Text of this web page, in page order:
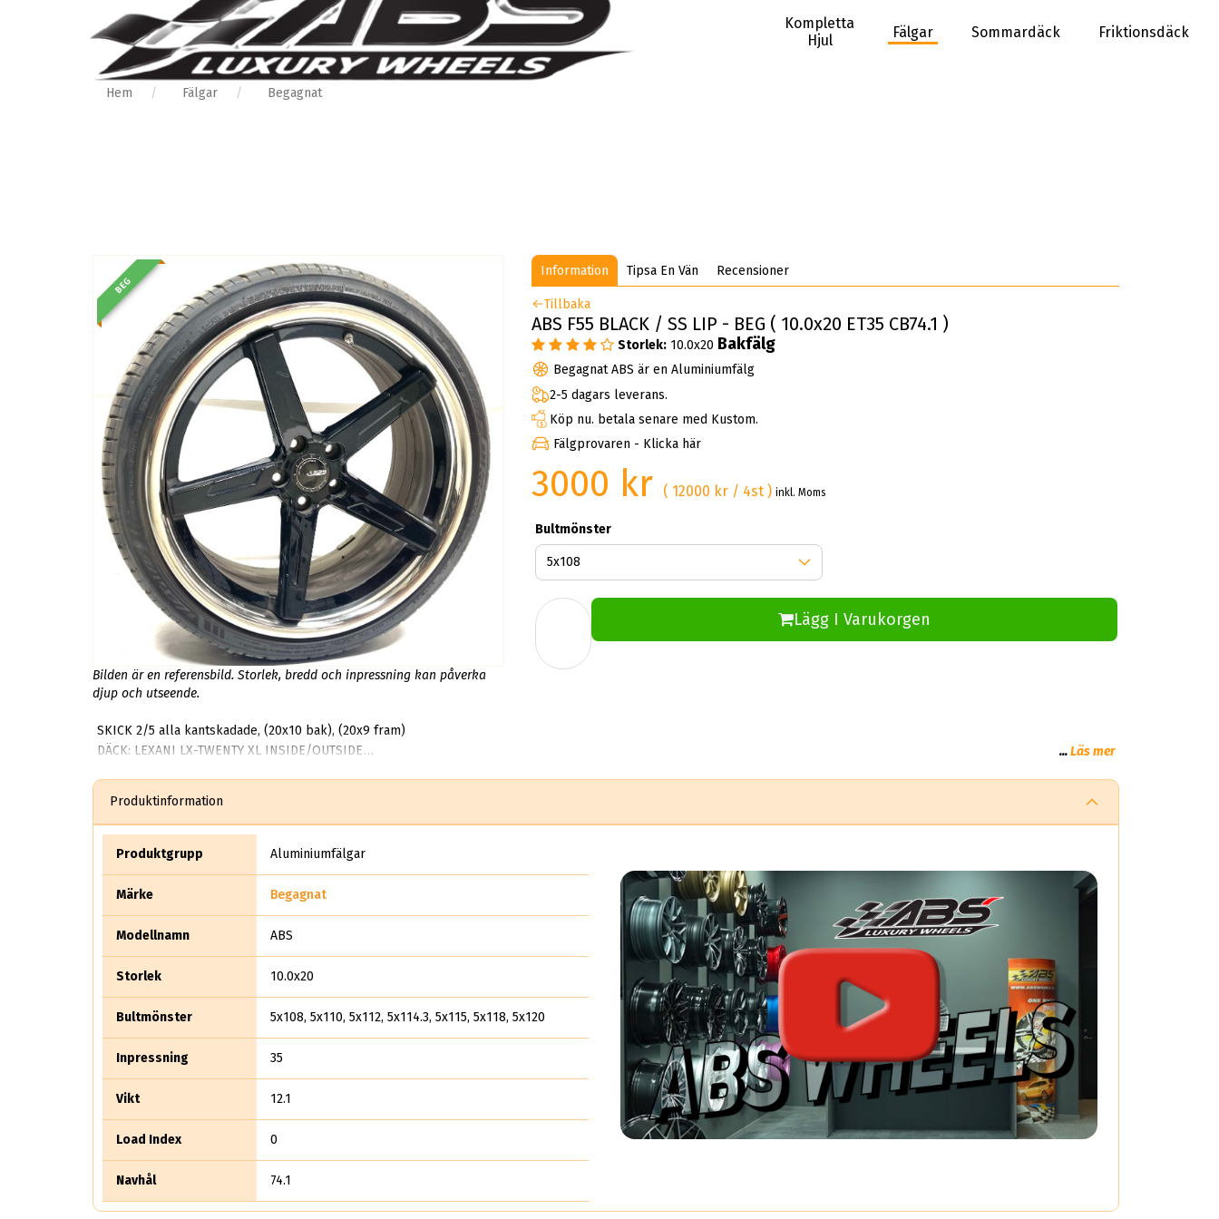
Kompletta
Hjul
Fälgar Sommardäck Friktionsdäck
Hem Fälgar Begagnat
BEG
Bilden är en referensbild. Storlek, bredd och inpressning kan påverka
djup och utseende.
Information Tipsa En Vän Recensioner
Tillbaka
ABS F55 BLACK / SS LIP - BEG ( 10.0x20 ET35 CB74.1 )
Storlek: 10.0x20 Bakfälg
Begagnat ABS är en Aluminiumfälg
2-5 dagars leverans.
Köp nu. betala senare med Kustom.
Fälgprovaren - Klicka här
3000 kr ( 12000 kr / 4st )inkl. Moms
Bultmönster
Lägg I Varukorgen
SKICK 2/5 alla kantskadade, (20x10 bak), (20x9 fram)
DÄCK: LEXANI LX-TWENTY XL INSIDE/OUTSIDE
MÖNSTERDJUP: 4MM
...Läs mer
Produktinformation
Produktgrupp Aluminiumfälgar
Märke Begagnat
Modellnamn ABS
Storlek 10.0x20
Bultmönster 5x108, 5x110, 5x112, 5x114.3, 5x115, 5x118, 5x120
Inpressning 35
Vikt 12.1
Load Index 0
Navhål 74.1